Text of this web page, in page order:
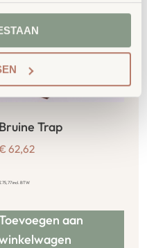
Bruine Trap
62,62
75,77incl. BTW
aan